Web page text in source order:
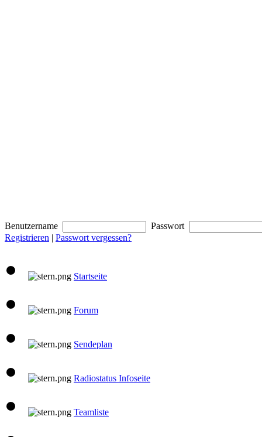
Benutzername
Passwort
Registrieren | Passwort vergessen?
Startseite
Forum
Sendeplan
Radiostatus Infoseite
Teamliste